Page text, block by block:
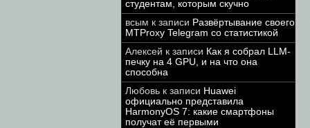
студентам, которым скучно
всым к записи Развёртывание своего
MTProxy Telegram со статистикой
Алексей к записи Как я собрал LLM-
печку на 4 GPU, и на что она
способна
Любовь к записи Huawei
официально представила
HarmonyOS 7: какие смартфоны
получат её первыми